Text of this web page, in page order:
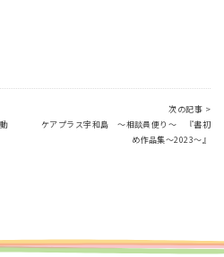
次の記事 >
ケアプラス宇和島 ～相談員便り～ 『書初
め作品集～2023～』